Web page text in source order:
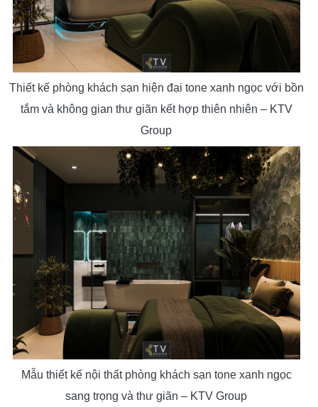
Thiết kế phòng khách sạn hiện đại tone xanh ngọc với bồn
tắm và không gian thư giãn kết hợp thiên nhiên – KTV
Group
Mẫu thiết kế nội thất phòng khách sạn tone xanh ngọc
sang trọng và thư giãn – KTV Group